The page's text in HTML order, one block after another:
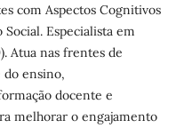
com Aspectos Cognitivos
Especialista em
Atua nas frentes de
do ensino,
docente e
melhorar o engajamento